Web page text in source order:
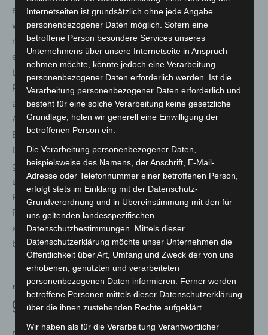
entwickeln, das allen Berufsfeldern gerecht wird. „Das
war ein langer, sehr fordernder Prozess, der immer noch
nicht abgeschlossen ist. Wir sind auf dem richtigen Weg,
es gibt aber immer noch Verbesserungsbedarf, vor allem
bei den Praxiseinsätzen. Lehre ist hier ein dynamischer
Prozess, der sich den aktuellen Herausforderungen
anpassen muss“, resümierte Juliane Annussek,
Akademieleiterin und Geschäftsführerin der
Bildungsakademie Pflege der MHH, und dankte allen
Beteiligten: „Ich möchte mich ausdrücklich für dieses
großartige Engagement aller Lehrenden bedanken,
sowohl bei den Theorielehrenden als auch den
Praxislehrenden, unseren Praxisanleiterinnen und
Praxisanleitern. Und ganz besonders bei Frau Tewes, die
als Fachbereichsleitung der Pflegeausbildungen alles
begleitet hat.“
„Ich wurde gut an die Hand
genommen“
Internetseiten ist grundsätzlich ohne jede Angabe
personenbezogener Daten möglich. Sofern eine
betroffene Person besondere Services unseres
Unternehmens über unsere Internetseite in Anspruch
nehmen möchte, könnte jedoch eine Verarbeitung
personenbezogener Daten erforderlich werden. Ist die
Verarbeitung personenbezogener Daten erforderlich und
besteht für eine solche Verarbeitung keine gesetzliche
Grundlage, holen wir generell eine Einwilligung der
betroffenen Person ein.
Die Verarbeitung personenbezogener Daten,
beispielsweise des Namens, der Anschrift, E-Mail-
Adresse oder Telefonnummer einer betroffenen Person,
erfolgt stets im Einklang mit der Datenschutz-
Grundverordnung und in Übereinstimmung mit den für
uns geltenden landesspezifischen
Datenschutzbestimmungen. Mittels dieser
Datenschutzerklärung möchte unser Unternehmen die
Öffentlichkeit über Art, Umfang und Zweck der von uns
erhobenen, genutzten und verarbeiteten
personenbezogenen Daten informieren. Ferner werden
betroffene Personen mittels dieser Datenschutzerklärung
über die ihnen zustehenden Rechte aufgeklärt.
Wir haben als für die Verarbeitung Verantwortlicher